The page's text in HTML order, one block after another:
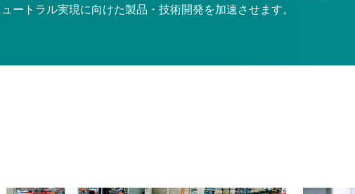
ートラル実現に向けた製品・技術開発を加速させます。